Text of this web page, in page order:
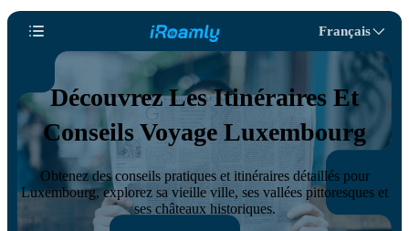
Français
Découvrez Les Itinéraires Et
Conseils Voyage Luxembourg
Obtenez des conseils pratiques et itinéraires détaillés pour
Luxembourg, explorez sa vieille ville, ses vallées pittoresques et
ses châteaux historiques.